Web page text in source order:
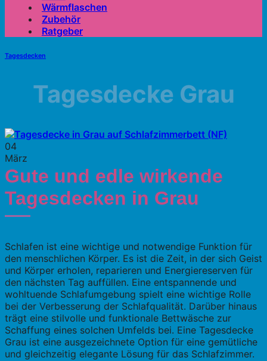
Wärmflaschen
Zubehör
Ratgeber
Tagesdecken
Tagesdecke Grau
04
März
Gute und edle wirkende
Tagesdecken in Grau
Schlafen ist eine wichtige und notwendige Funktion für
den menschlichen Körper. Es ist die Zeit, in der sich Geist
und Körper erholen, reparieren und Energiereserven für
den nächsten Tag auffüllen. Eine entspannende und
wohltuende Schlafumgebung spielt eine wichtige Rolle
bei der Verbesserung der Schlafqualität. Darüber hinaus
trägt eine stilvolle und funktionale Bettwäsche zur
Schaffung eines solchen Umfelds bei. Eine Tagesdecke
Grau ist eine ausgezeichnete Option für eine gemütliche
und gleichzeitig elegante Lösung für das Schlafzimmer.